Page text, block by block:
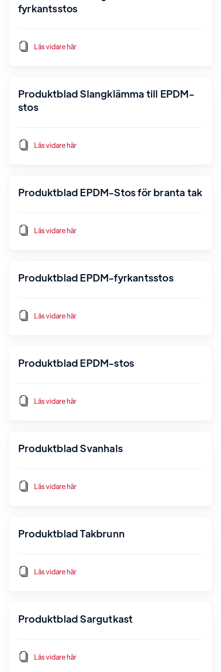
fyrkantsstos
Läs vidare här
Produktblad Slangklämma till EPDM-
stos
Läs vidare här
Produktblad EPDM-Stos för branta tak
Läs vidare här
Produktblad EPDM-fyrkantsstos
Läs vidare här
Produktblad EPDM-stos
Läs vidare här
Produktblad Svanhals
Läs vidare här
Produktblad Takbrunn
Läs vidare här
Produktblad Sargutkast
Läs vidare här